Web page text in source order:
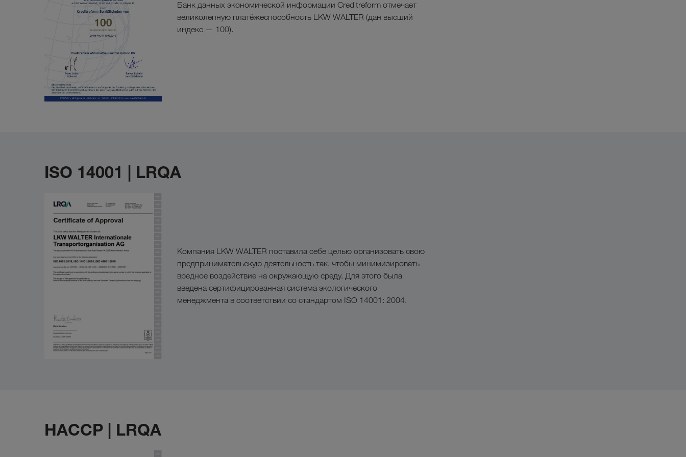
Банк данных экономической информации Creditreform отмечает
великолепную платёжеспособность LKW WALTER (дан высший
индекс — 100).
ISO 14001 | LRQA
Компания LKW WALTER поставила себе целью организовать свою
предпринимательскую деятельность так, чтобы минимизировать
вредное воздействие на окружающую среду. Для этого была
введена сертифицированная система экологического
менеджмента в соответствии со стандартом ISO 14001: 2004.
HACCP | LRQA